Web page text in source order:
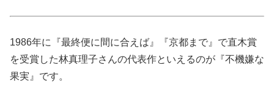
1986年に『最終便に間に合えば』『京都まで』で直木賞
を受賞した林真理子さんの代表作といえるのが『不機嫌な
果実』です。